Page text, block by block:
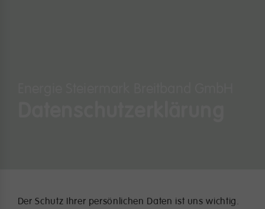
Der Schutz Ihrer persönlichen Daten ist uns wichtig.